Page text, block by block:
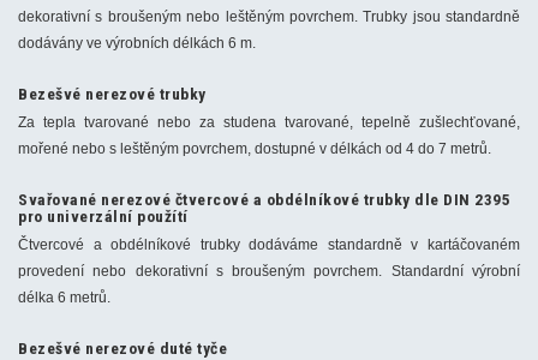
dekorativní s broušeným nebo leštěným povrchem. Trubky jsou standardně
dodávány ve výrobních délkách 6 m.
Bezešvé nerezové trubky
Za tepla tvarované nebo za studena tvarované, tepelně zušlechťované,
mořené nebo s leštěným povrchem, dostupné v délkách od 4 do 7 metrů.
Svařované nerezové čtvercové a obdélníkové trubky dle DIN 2395
pro univerzální použítí
Čtvercové a obdélníkové trubky dodáváme standardně v kartáčovaném
provedení nebo dekorativní s broušeným povrchem. Standardní výrobní
délka 6 metrů.
Bezešvé nerezové duté tyče